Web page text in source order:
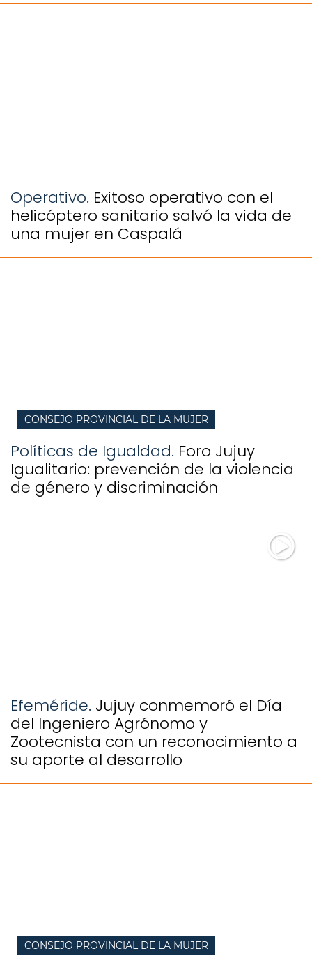
Operativo. Exitoso operativo con el
helicóptero sanitario salvó la vida de
una mujer en Caspalá
CONSEJO PROVINCIAL DE LA MUJER
Políticas de Igualdad. Foro Jujuy
Igualitario: prevención de la violencia
de género y discriminación
Efeméride. Jujuy conmemoró el Día
del Ingeniero Agrónomo y
Zootecnista con un reconocimiento a
su aporte al desarrollo
CONSEJO PROVINCIAL DE LA MUJER